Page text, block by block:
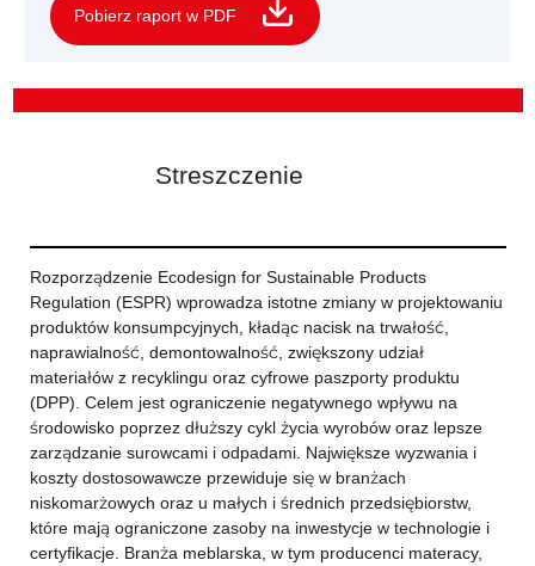
Pobierz raport w PDF
Streszczenie
Rozporządzenie Ecodesign for Sustainable Products
Regulation (ESPR) wprowadza istotne zmiany w projektowaniu
produktów konsumpcyjnych, kładąc nacisk na trwałość,
naprawialność, demontowalność, zwiększony udział
materiałów z recyklingu oraz cyfrowe paszporty produktu
(DPP). Celem jest ograniczenie negatywnego wpływu na
środowisko poprzez dłuższy cykl życia wyrobów oraz lepsze
zarządzanie surowcami i odpadami. Największe wyzwania i
koszty dostosowawcze przewiduje się w branżach
niskomarżowych oraz u małych i średnich przedsiębiorstw,
które mają ograniczone zasoby na inwestycje w technologie i
certyfikacje. Branża meblarska, w tym producenci materacy,